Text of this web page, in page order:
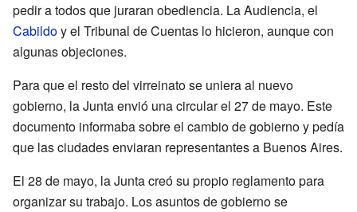
pedir a todos que juraran obediencia. La Audiencia, el
Cabildoy el Tribunal de Cuentas lo hicieron, aunque con
algunas objeciones.
Para que el resto del virreinato se uniera al nuevo
gobierno, la Junta envió una circular el 27 de mayo. Este
documento informaba sobre el cambio de gobierno y pedía
que las ciudades enviaran representantes a Buenos Aires.
El 28 de mayo, la Junta creó su propio reglamento para
organizar su trabajo. Los asuntos de gobierno se